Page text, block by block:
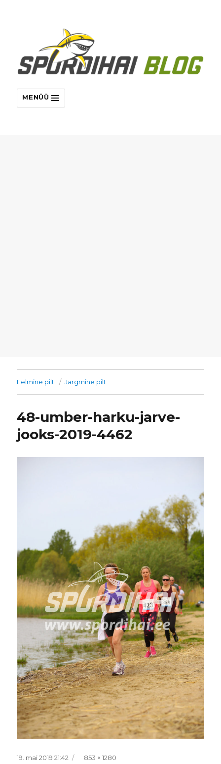
MENÜÜ
Eelmine pilt Järgmine pilt
48-umber-harku-jarve-
jooks-2019-4462
Postitatud
19. mai 2019 21:42 Täissuurus
853 × 1280